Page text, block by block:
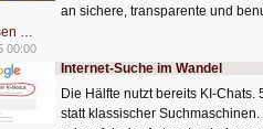
an sichere, transparente und
…
an
Webmailer-
Sicherheit
00:00
Internet-Suche im Wandel
Die Hälfte nutzt bereits KI-
statt klassischer